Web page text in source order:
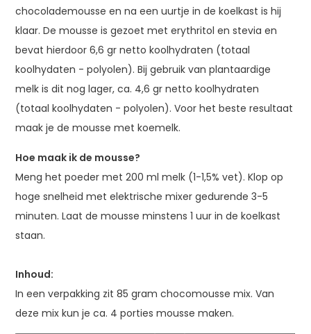
chocolademousse en na een uurtje in de koelkast is hij
klaar. De mousse is gezoet met erythritol en stevia en
bevat hierdoor 6,6 gr netto koolhydraten (totaal
koolhydaten - polyolen). Bij gebruik van plantaardige
melk is dit nog lager, ca. 4,6 gr netto koolhydraten
(totaal koolhydaten - polyolen). Voor het beste resultaat
maak je de mousse met koemelk.
Hoe maak ik de mousse?
Meng het poeder met 200 ml melk (1-1,5% vet). Klop op
hoge snelheid met elektrische mixer gedurende 3-5
minuten. Laat de mousse minstens 1 uur in de koelkast
staan.
Inhoud:
In een verpakking zit 85 gram chocomousse mix. Van
deze mix kun je ca. 4 porties mousse maken.